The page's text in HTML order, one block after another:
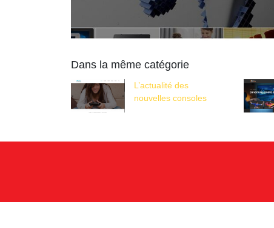
Dans la même catégorie
L’actualité des
nouvelles consoles